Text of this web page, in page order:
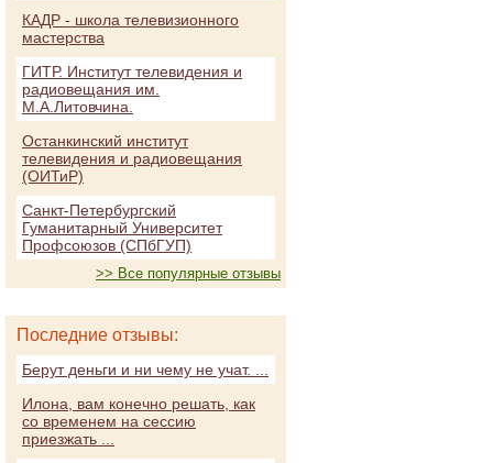
КАДР - школа телевизионного
мастерства
ГИТР. Институт телевидения и
радиовещания им.
М.А.Литовчина.
Останкинский институт
телевидения и радиовещания
(ОИТиР)
Санкт-Петербургский
Гуманитарный Университет
Профсоюзов (СПбГУП)
>> Все популярные отзывы
Последние отзывы:
Берут деньги и ни чему не учат. ...
Илона, вам конечно решать, как
со временем на сессию
приезжать ...